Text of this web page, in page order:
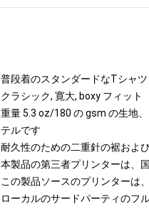
普段着のスタンダードなTシャツ
クラシック, 寛大, boxy フィット
重量 5.3 oz/180 の gsm の生地
テルです
耐久性のための二重針の裾およ
本製品の第三者プリンターは、
この製品ソースのプリンターは
ローカルのサードパーティのフ